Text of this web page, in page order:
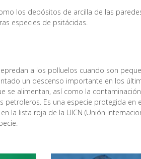
los depósitos de arcilla de las
especies de psitácidas.
a los polluelos cuando son
un descenso importante en los
se alimentan, así como la
Es una especie protegida en
la lista roja de la UICN (Unión